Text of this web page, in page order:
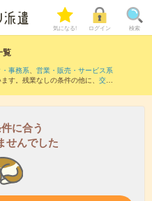
気になる! ログイン 検索
覧
事務系、 営業・販売・サービス系
す。残業なしの条件の他に、 交通
に合う
せんでした